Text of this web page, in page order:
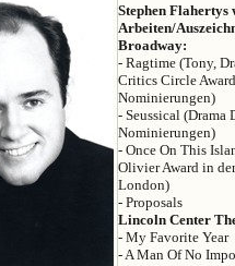
Stephen Flahertys
Arbeiten/
Broadway:
- Ragtime (Tony,
Critics Circle
Nominierungen)
- Seussical (Drama
Nominierungen)
- Once On This
Olivier Award in
London)
- Proposals
Lincoln Center
- My Favorite Year
- A Man Of No